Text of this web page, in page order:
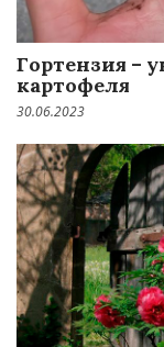
Гортензия –
картофеля
30.06.2023